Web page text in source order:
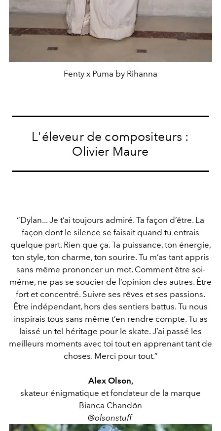
Fenty x Puma by Rihanna
L'éleveur de compositeurs :
Olivier Maure
“Dylan... Je t’ai toujours admiré. Ta façon d’être. La
façon dont le silence se faisait quand tu entrais
quelque part. Rien que ça. Ta puissance, ton énergie,
ton style, ton charme, ton sourire. Tu m’as tant appris
sans même prononcer un mot. Comment être soi-
même, ne pas se soucier de l’opinion des autres. Être
fort et concentré. Suivre ses rêves et ses passions.
Être indépendant, hors des sentiers battus. Tu nous
inspirais tous sans même t’en rendre compte. Tu as
laissé un tel héritage pour le skate. J’ai passé les
meilleurs moments avec toi tout en apprenant tant de
choses. Merci pour tout.”
Alex Olson,
skateur énigmatique et fondateur de la marque
Bianca Chandôn
@olsonstuff